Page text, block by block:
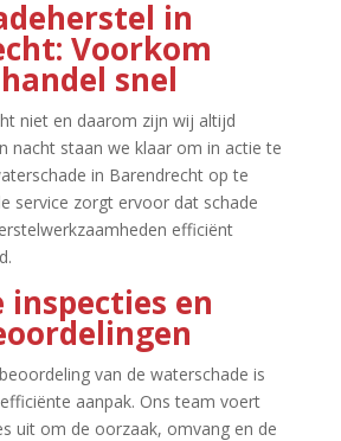
in
Voorkom
snel
niet en daarom zijn wij altijd
nacht staan we klaar om in actie te
in Barendrecht op te
service zorgt ervoor dat schade
efficiënt
inspecties en
van de waterschade is
aanpak.​ Ons team voert
uit om de oorzaak, omvang en de